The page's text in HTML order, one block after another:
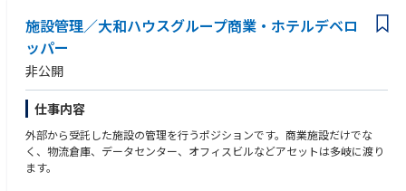
施設管理／大和ハウスグループ商業・ホテルデベロ
ッパー
非公開
仕事内容
外部から受託した施設の管理を行うポジションです。商業施設だけでな
く、物流倉庫、データセンター、オフィスビルなどアセットは多岐に渡り
ます。